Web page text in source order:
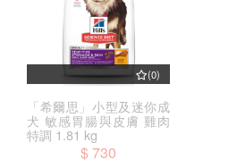
(0)
「希爾思」小型及迷你成
犬 敏感胃腸與皮膚 雞肉
特調 1.81 kg
$ 730